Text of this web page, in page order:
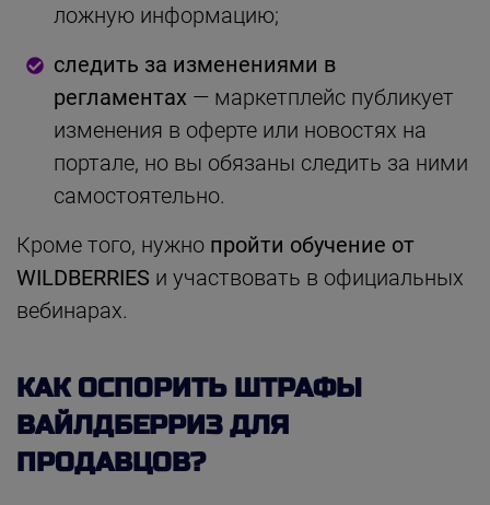
ложную информацию;
следить за изменениями в
регламентах — маркетплейс публикует
изменения в оферте или новостях на
портале, но вы обязаны следить за ними
самостоятельно.
Кроме того, нужно пройти обучение от
WILDBERRIES и участвовать в официальных
вебинарах.
КАК ОСПОРИТЬ ШТРАФЫ
ВАЙЛДБЕРРИЗ ДЛЯ
ПРОДАВЦОВ?